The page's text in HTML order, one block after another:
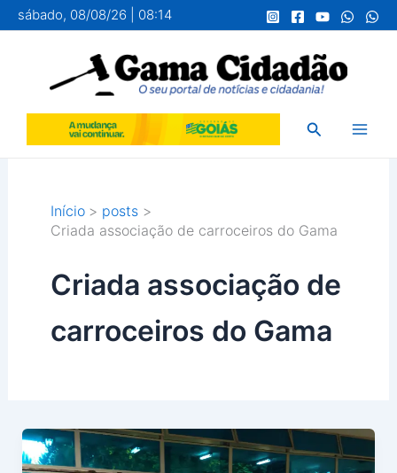
para
conteúdo
sábado, 08/08/26 | 08:14
Pesquisar
Início
posts
Criada associação de carroceiros do Gama
Criada associação de
carroceiros do Gama